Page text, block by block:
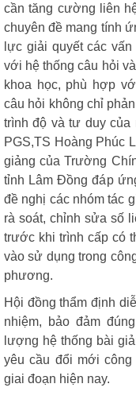
cần tăng cường liên
chuyên đề mang tính
lực giải quyết các
với hệ thống câu hỏi
khoa học, phù hợp
câu hỏi không chỉ
trình độ và tư duy của
PGS,TS Hoàng Phúc
giảng của Trường
tỉnh Lâm Đồng đáp
đề nghị các nhóm tác
rà soát, chỉnh sửa số
trước khi trình cấp có
vào sử dụng trong
phương.
Hội đồng thẩm định
nhiệm, bảo đảm
lượng hệ thống bài
yêu cầu đổi mới
giai đoạn hiện nay.